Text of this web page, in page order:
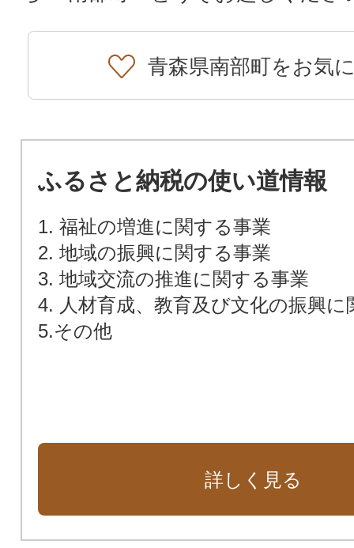
青森県南部町をお気
ふるさと納税の使い道情報
1. 福祉の増進に関する事業
2. 地域の振興に関する事業
3. 地域交流の推進に関する事業
4. 人材育成、教育及び文化の振興に
5.その他
詳しく見る